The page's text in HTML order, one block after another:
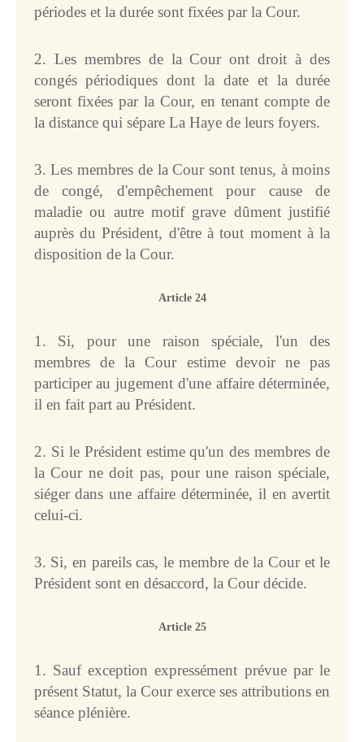
périodes et la durée sont fixées par la Cour.
2. Les membres de la Cour ont droit à des
congés périodiques dont la date et la durée
seront fixées par la Cour, en tenant compte de
la distance qui sépare La Haye de leurs foyers.
3. Les membres de la Cour sont tenus, à moins
de congé, d'empêchement pour cause de
maladie ou autre motif grave dûment justifié
auprès du Président, d'être à tout moment à la
disposition de la Cour.
Article 24
1. Si, pour une raison spéciale, l'un des
membres de la Cour estime devoir ne pas
participer au jugement d'une affaire déterminée,
il en fait part au Président.
2. Si le Président estime qu'un des membres de
la Cour ne doit pas, pour une raison spéciale,
siéger dans une affaire déterminée, il en avertit
celui-ci.
3. Si, en pareils cas, le membre de la Cour et le
Président sont en désaccord, la Cour décide.
Article 25
1. Sauf exception expressément prévue par le
présent Statut, la Cour exerce ses attributions en
séance plénière.